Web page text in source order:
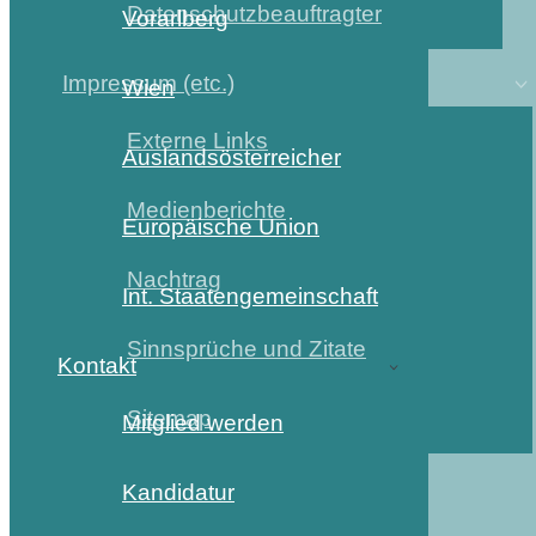
Datenschutzbeauftragter
Impressum (etc.)
Externe Links
Medienberichte
Nachtrag
Sinnsprüche und Zitate
Sitemap
Vorarlberg
Wien
Auslandsösterreicher
Europäische Union
Int. Staatengemeinschaft
Kontakt
Mitglied werden
Kandidatur